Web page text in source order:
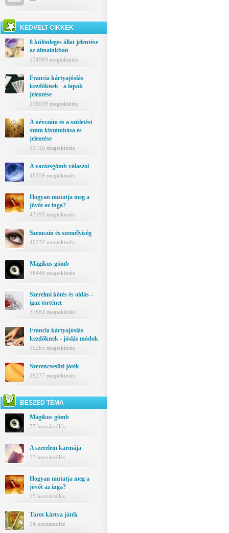
KEDVELT CIKKEK
8 különleges állat jelentése
az álmainkban
134989 megtekintés
Francia kártyajóslás
kezdőknek - a lapok
jelentése
118009 megtekintés
A névszám és a születési
szám kiszámítása és
jelentése
51710 megtekintés
A varázsgömb válaszol
48259 megtekintés
Hogyan mutatja meg a
jövőt az inga?
43195 megtekintés
Szemszín és személyiség
40232 megtekintés
Mágikus gömb
38446 megtekintés
Szerelmi kötés és oldás -
igaz történet
37683 megtekintés
Francia kártyajóslás
kezdőknek - jóslás módok
35265 megtekintés
Szerencsesüti játék
28277 megtekintés
BESZÉD TÉMA
Mágikus gömb
37 hozzászólás
A szerelem karmája
17 hozzászólás
Hogyan mutatja meg a
jövőt az inga?
15 hozzászólás
Tarot kártya játék
14 hozzászólás